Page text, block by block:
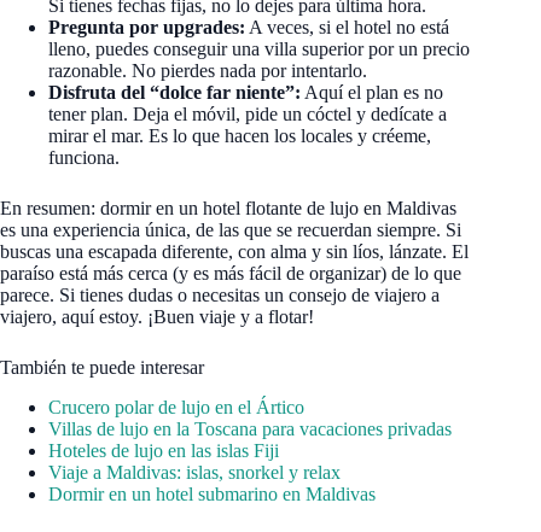
Si tienes fechas fijas, no lo dejes para última hora.
Pregunta por upgrades: A veces, si el hotel no está
lleno, puedes conseguir una villa superior por un precio
razonable. No pierdes nada por intentarlo.
Disfruta del “dolce far niente”: Aquí el plan es no
tener plan. Deja el móvil, pide un cóctel y dedícate a
mirar el mar. Es lo que hacen los locales y créeme,
funciona.
En resumen: dormir en un hotel flotante de lujo en Maldivas
es una experiencia única, de las que se recuerdan siempre. Si
buscas una escapada diferente, con alma y sin líos, lánzate. El
paraíso está más cerca (y es más fácil de organizar) de lo que
parece. Si tienes dudas o necesitas un consejo de viajero a
viajero, aquí estoy. ¡Buen viaje y a flotar!
También te puede interesar
Crucero polar de lujo en el Ártico
Villas de lujo en la Toscana para vacaciones privadas
Hoteles de lujo en las islas Fiji
Viaje a Maldivas: islas, snorkel y relax
Dormir en un hotel submarino en Maldivas